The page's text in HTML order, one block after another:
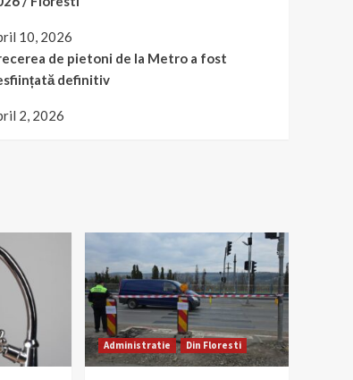
10, 2026
de pietoni de la Metro a fost
definitiv
2, 2026
Administratie Din Floresti